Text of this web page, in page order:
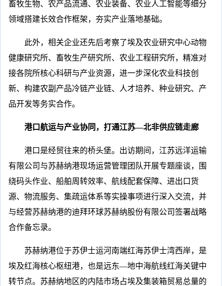
畜牧生物、农产品流通、农业装备、农业人工智能等细分
领域搭建长效合作框架，夯实产业落地基础。
此外，相关企业还先后考察了埃及农业研究中心动物
健康研究所、畜牧生产研究所、农业工程研究所，精准对
接各院所核心科研与产业资源，进一步深化农业科技创
新、构建农副产品冷链产业链、人才培养、种业研究、产
品开发等务实合作。
港口航运与产业协同，打通江苏—北非供应链走廊
港口是经贸往来的桥头堡。出访期间，江苏远洋运输
有限公司与苏赫纳港现场运营管理团队开展专题座谈，围
绕码头作业、船舶周转效率、航线配套保障、进出口货
源、物流服务、集疏运体系等实操事项进行深入交流，并
与经营苏赫纳港的迪拜环球苏赫纳股份有限公司签署战略
合作备忘录。
苏赫纳港位于苏伊士运河南端红海苏伊士湾西岸，是
埃及红海核心枢纽港，也是远东—地中海航线红海关键中
转节点。苏赫纳地区的内陆市场占埃及集装箱贸易总量的